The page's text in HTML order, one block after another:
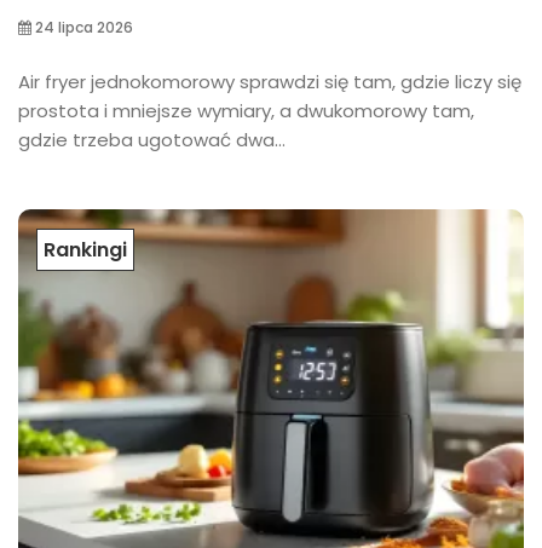
24 lipca 2026
Air fryer jednokomorowy sprawdzi się tam, gdzie liczy się
prostota i mniejsze wymiary, a dwukomorowy tam,
gdzie trzeba ugotować dwa...
Rankingi